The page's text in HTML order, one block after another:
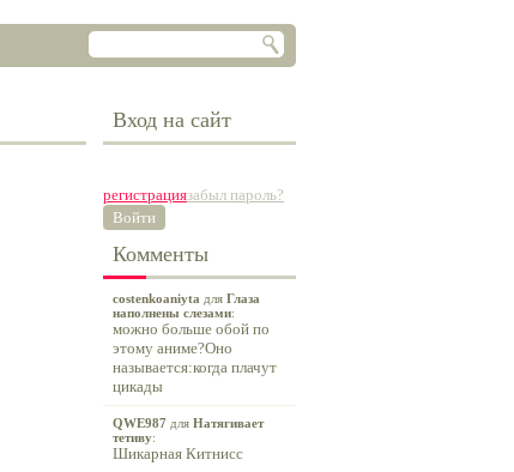
Вход на сайт
регистрациязабыл пароль?
Войти
Комменты
costenkoaniyta для Глаза
наполнены слезами:
можно больше обой по
этому аниме?Оно
называется:когда плачут
цикады
QWE987 для Натягивает
тетиву:
Шикарная Китнисс